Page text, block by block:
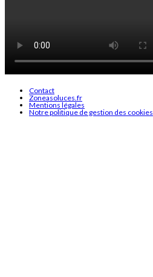
Contact
Zoneasoluces.fr
Mentions légales
Notre politique de gestion des cookies